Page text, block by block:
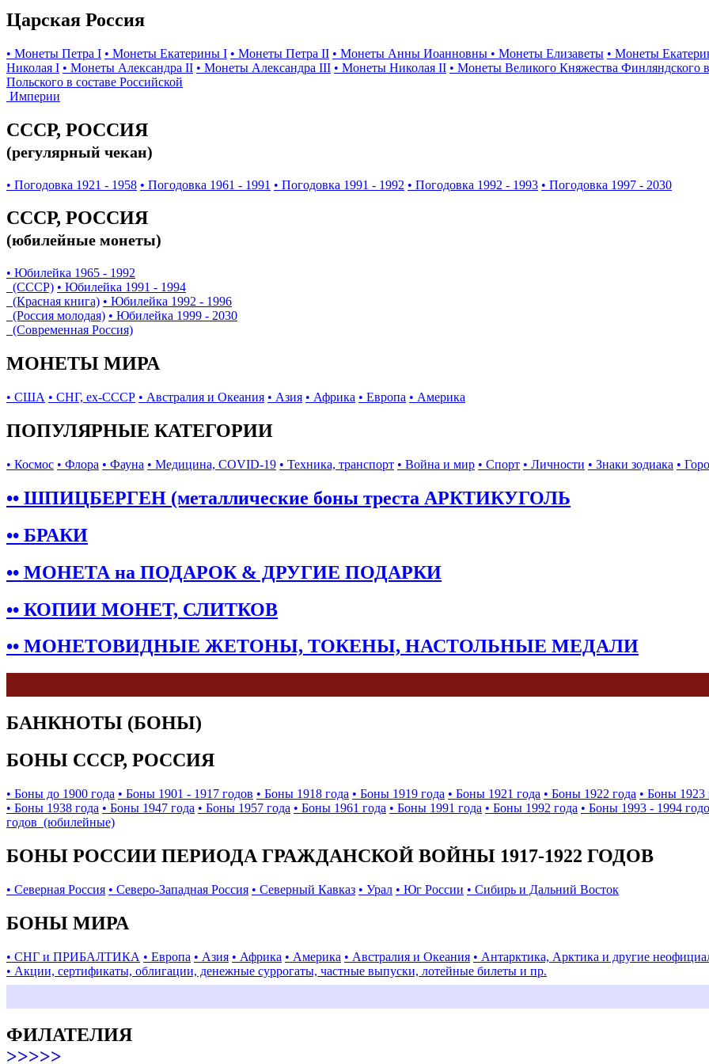
Царская Россия
• Монеты Петра I • Монеты Екатерины I • Монеты Петра II • Монеты Анны Иоанновны • Монеты Елизаветы • Монеты
Николая I • Монеты Александра II • Монеты Александра III • Монеты Николая II • Монеты Великого Княжества Финляндского
Польского в составе Российской
Империи
СССР, РОССИЯ
(регулярный чекан)
• Погодовка 1921 - 1958 • Погодовка 1961 - 1991 • Погодовка 1991 - 1992 • Погодовка 1992 - 1993 • Погодовка 1997 - 2030
СССР, РОССИЯ
(юбилейные монеты)
• Юбилейка 1965 - 1992
(СССР) • Юбилейка 1991 - 1994
(Красная книга) • Юбилейка 1992 - 1996
(Россия молодая) • Юбилейка 1999 - 2030
(Современная Россия)
МОНЕТЫ МИРА
• США • СНГ, ex-СССР • Австралия и Океания • Азия • Африка • Европа • Америка
ПОПУЛЯРНЫЕ КАТЕГОРИИ
• Космос • Флора • Фауна • Медицина, COVID-19 • Техника, транспорт • Война и мир • Спорт • Личности • Знаки зодиака •
•• ШПИЦБЕРГЕН (металлические боны треста АРКТИКУГОЛЬ
•• БРАКИ
•• МОНЕТА на ПОДАРОК & ДРУГИЕ ПОДАРКИ
•• КОПИИ МОНЕТ, СЛИТКОВ
•• МОНЕТОВИДНЫЕ ЖЕТОНЫ, ТОКЕНЫ, НАСТОЛЬНЫЕ МЕДАЛИ
БАНКНОТЫ (БОНЫ)
БОНЫ СССР, РОССИЯ
• Боны до 1900 года • Боны 1901 - 1917 годов • Боны 1918 года • Боны 1919 года • Боны 1921 года • Боны 1922 года • Боны 1923
• Боны 1938 года • Боны 1947 года • Боны 1957 года • Боны 1961 года • Боны 1991 года • Боны 1992 года • Боны 1993 - 1994
годов (юбилейные)
БОНЫ РОССИИ ПЕРИОДА ГРАЖДАНСКОЙ ВОЙНЫ 1917-1922 ГОДОВ
• Северная Россия • Северо-Западная Россия • Северный Кавказ • Урал • Юг России • Сибирь и Дальний Восток
БОНЫ МИРА
• СНГ и ПРИБАЛТИКА • Европа • Азия • Африка • Америка • Австралия и Океания • Антарктика, Арктика и другие
• Акции, сертификаты, облигации, денежные суррогаты, частные выпуски, лотейные билеты и пр.
ФИЛАТЕЛИЯ
>>>>>